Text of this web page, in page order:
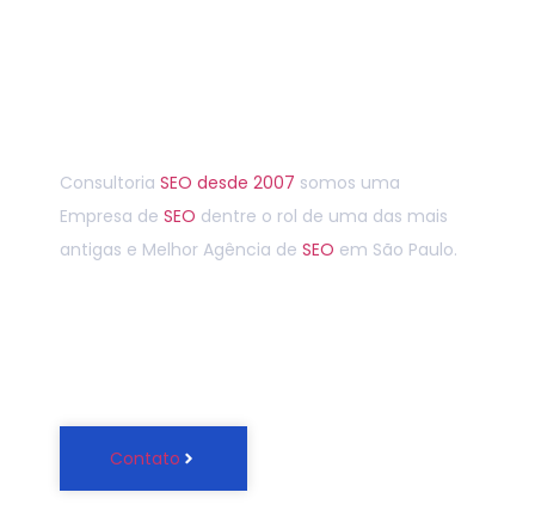
Consultoria SEO desde 2007 somos uma
Empresa de SEO dentre o rol de uma das mais
antigas e Melhor Agência de SEO em São Paulo.
Contato